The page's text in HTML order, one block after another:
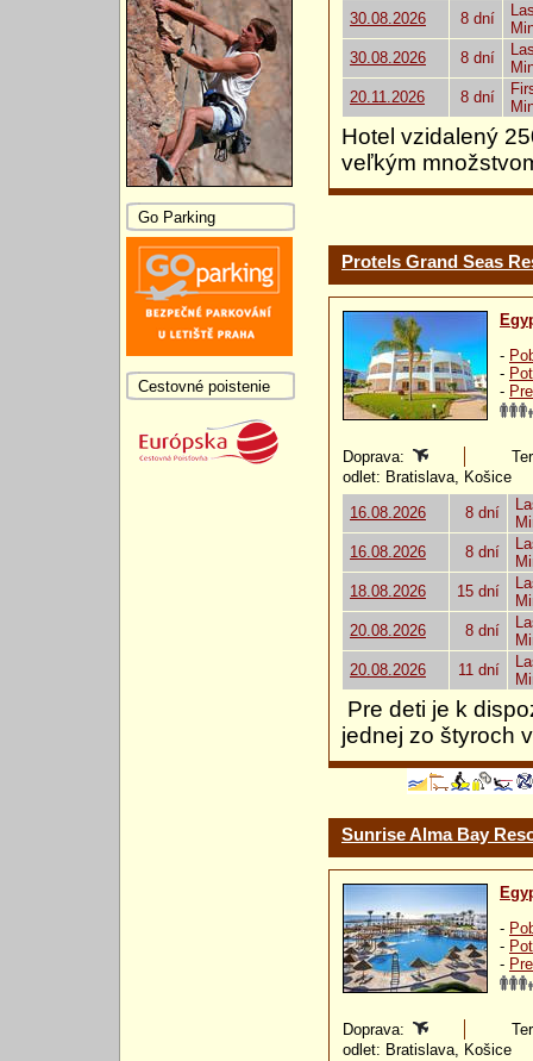
30.08.2026
8 dní
30.08.2026
8 dní
20.11.2026
8 dní
Hotel vzidalený
veľkým
Protels Grand Seas
-
-
-
Doprava:
odlet: Bratislava, Košice
16.08.2026
8 dní
16.08.2026
8 dní
18.08.2026
15 dní
20.08.2026
8 dní
20.08.2026
11 dní
Pre deti je k
jednej zo štyroch
Sunrise Alma Bay
-
-
-
Doprava:
odlet: Bratislava, Košice
Go Parking
Cestovné poistenie